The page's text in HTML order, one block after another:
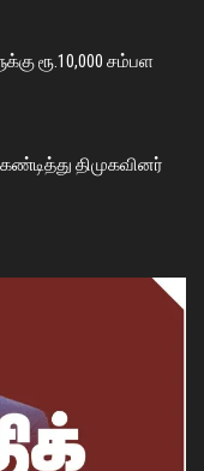
ரூ.10,000 சம்பள
திமுகவினர்